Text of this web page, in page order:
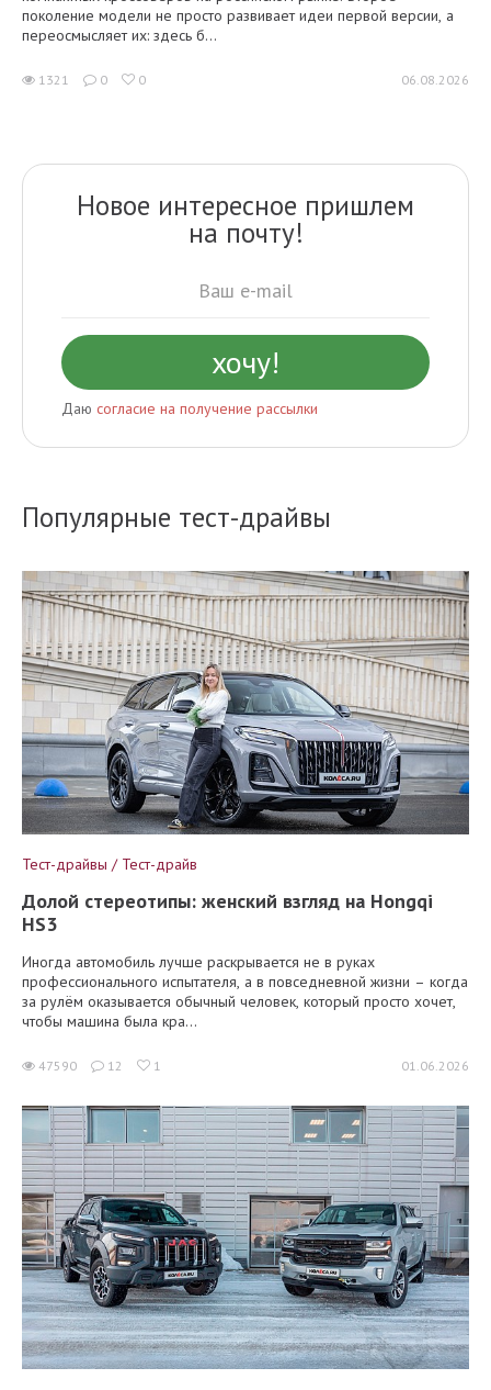
поколение модели не просто развивает идеи первой версии, а
переосмысляет их: здесь б...
1321 0 0 06.08.2026
Новое интересное пришлем
на почту!
Даю согласие на получение рассылки
Популярные тест-драйвы
Тест-драйвы / Тест-драйв
Долой стереотипы: женский взгляд на Hongqi
HS3
Иногда автомобиль лучше раскрывается не в руках
профессионального испытателя, а в повседневной жизни – когда
за рулём оказывается обычный человек, который просто хочет,
чтобы машина была кра...
47590 12 1 01.06.2026